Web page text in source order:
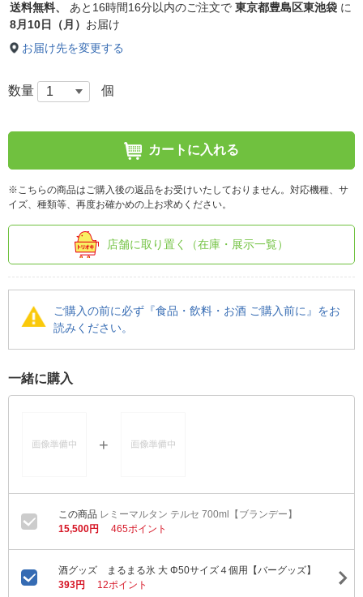
送料無料、 あと 16時間16分以内のご注文で 東京都豊島区東池袋 に
8月10日（月） お届け
お届け先を変更する
数量 個
カートに入れる
※こちらの商品はご購入後の返品をお受けいたしておりません。対応機種、サ
イズ、種類等、再度お確かめの上お求めください。
店舗に取り置く（在庫・展示一覧）
ご購入の前に必ず『食品・飲料・お酒 ご購入前に』をお
読みください。
一緒に購入
レミーマルタン テルセ 700ml【ブランデー】
15,500円
465ポイント
酒グッズ まるまる氷 大 Φ50サイズ４個用【バーグッズ】
393円
12ポイント